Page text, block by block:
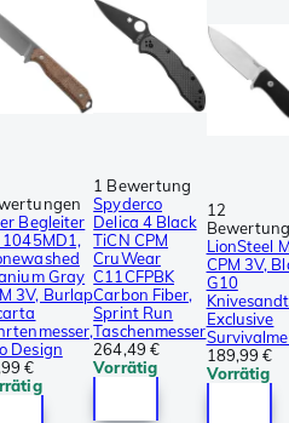
Begleiter
1045MD1,
Gray
3V, Burlap
Design
€
1 Bewertung
Spyderco
Delica 4 Black
TiCN CPM
CruWear
C11CFPBK
Carbon Fiber,
Sprint Run
Taschenmesser
264,49 €
Vorrätig
12
LionSteel
CPM 3V,
G10
Exclusive
189,99 €
Vorrätig